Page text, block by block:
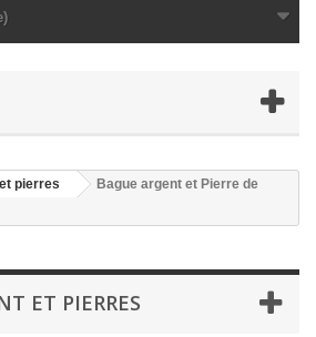
pierres
Bague argent et Pierre de
ET PIERRES